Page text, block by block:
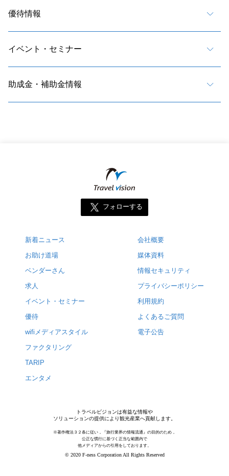
優待情報
イベント・セミナー
助成金・補助金情報
フォローする
新着ニュース
お助け道場
ベンダーさん
求人
イベント・セミナー
優待
wifiメディアスタイル
ファクタリング
TARIP
エンタメ
会社概要
媒体資料
情報セキュリティ
プライバシーポリシー
利用規約
よくあるご質問
電子公告
トラベルビジョンは有益な情報や
ソリューションの提供により観光産業へ貢献します。
※著作権法３２条に従い，『旅行業界の情報流通』の目的のため，
公正な慣行に基づく正当な範囲内で
他メディアからの引用をしております。
© 2020 F-ness Corporation All Rights Reserved